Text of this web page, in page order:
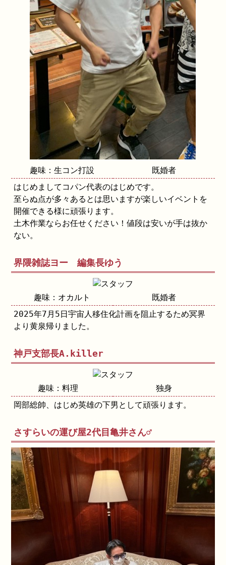
趣味：生コン打設
既婚者
はじめましてコパン代表のはじめです。
至らぬ点が多々あるとは思いますが楽しいイベントを
開催できる様に頑張ります。
土木作業ならお任せください！値段は安いが手は抜か
ない。
界隈雑誌ヨー 編集長ゆう
趣味：オカルト
既婚者
2025年7月5日宇宙人移住化計画を阻止するため冥界
より黄泉帰りました。
神戸支部長A.killer
趣味：料理
独身
岡部総帥、はじめ英雄の下男として頑張ります。
さすらいの運び屋2代目亀井さん♂